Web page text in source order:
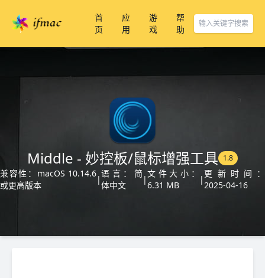
首
页
应
用
游
戏
帮
助
Middle - 妙控板/鼠标增强工具 1.8
兼容性：macOS 10.14.6
或更高版本
|
语言：简
体中文
|
文件大小：
6.31 MB
|
更新时间：
2025-04-16